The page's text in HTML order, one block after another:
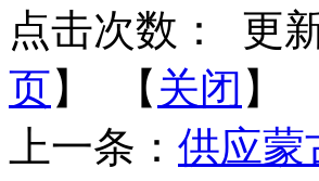
点击次数：
更
页】 【 关闭 】
上一条： 供应蒙